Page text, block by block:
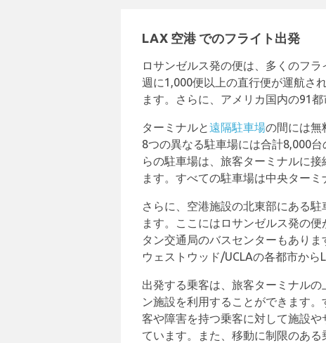
LAX 空港 でのフライト出発
ロサンゼルス発の便は、多くのフ
週に1,000便以上の直行便が運航さ
ます。さらに、アメリカ国内の91
ターミナルと遠隔駐車場の間には無
8つの異なる駐車場には合計8,000
らの駐車場は、旅客ターミナルに
ます。すべての駐車場は中央ターミ
さらに、空港施設の北東部にある
ます。ここにはロサンゼルス発の
タン交通局のバスセンターもありま
ウェストウッド/UCLAの各都市から
出発する乗客は、旅客ターミナル
ン施設を利用することができます
客や障害を持つ乗客に対して施設
ています。また、移動に制限のあ